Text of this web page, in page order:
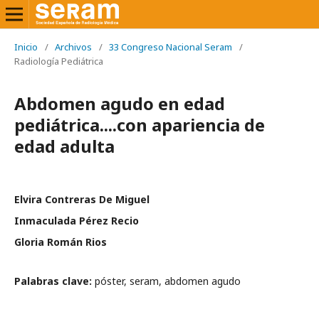
Inicio / Archivos / 33 Congreso Nacional Seram
/
Radiología Pediátrica
Abdomen agudo en edad
pediátrica....con apariencia de
edad adulta
Elvira Contreras De Miguel
Inmaculada Pérez Recio
Gloria Román Rios
Palabras clave: póster, seram, abdomen agudo